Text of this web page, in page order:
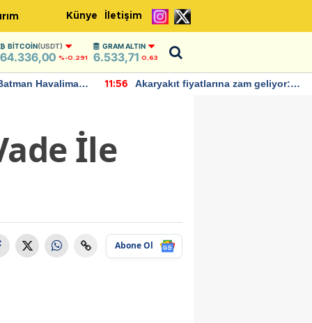
Künye İletişim
BITCOIN(USDT)
64.336,00 %-0.291
GRAM ALTIN
6.533,71 0,63
Havalimanı
11:56
Akaryakıt fiyatlarına zam geliyor:
İle
Abone Ol